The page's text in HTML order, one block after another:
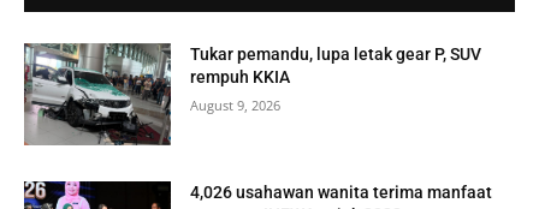
Tukar pemandu, lupa letak gear P, SUV
rempuh KKIA
August 9, 2026
4,026 usahawan wanita terima manfaat